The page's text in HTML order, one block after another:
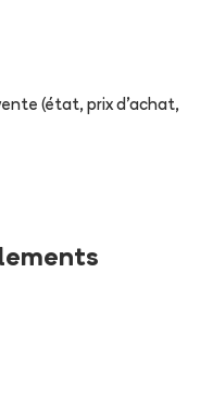
(état, prix d'achat,